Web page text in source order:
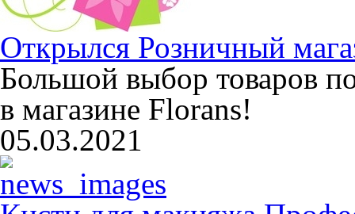
Открылся Розничный
Большой выбор товаров
в магазине Florans!
05.03.2021